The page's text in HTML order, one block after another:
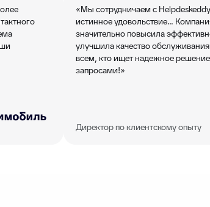
«Мы сотрудничаем с
истинное удовольствие…
значительно повысила
улучшила качество
всем, кто ищет надежное
запросами!»
Директор по клиентскому опыту